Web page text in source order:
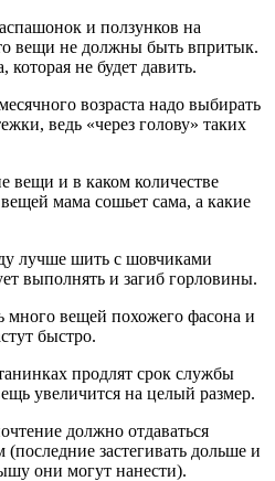
и ползунков на
вещи не должны быть впритык.
не будет давить.
возраста надо выбирать
ведь «через голову» таких
вещи и в каком количестве
мама сошьет сама, а какие
лучше шить с шовчиками
выполнять и загиб горловины.
много вещей похожего фасона и
быстро.
продлят срок службы
увеличится на целый размер.
должно отдаваться
застегивать дольше и
они могут нанести).